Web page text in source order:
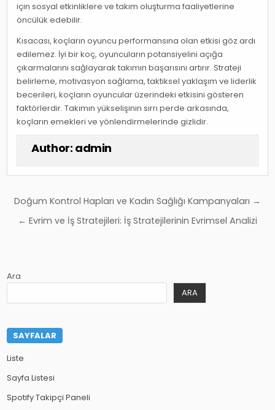
için sosyal etkinliklere ve takım oluşturma faaliyetlerine
öncülük edebilir.
Kısacası, koçların oyuncu performansına olan etkisi göz ardı
edilemez. İyi bir koç, oyuncuların potansiyelini açığa
çıkarmalarını sağlayarak takımın başarısını artırır. Strateji
belirleme, motivasyon sağlama, taktiksel yaklaşım ve liderlik
becerileri, koçların oyuncular üzerindeki etkisini gösteren
faktörlerdir. Takımın yükselişinin sırrı perde arkasında,
koçların emekleri ve yönlendirmelerinde gizlidir.
Author: admin
Yazı
gezinmesi
Doğum Kontrol Hapları ve Kadın Sağlığı Kampanyaları →
← Evrim ve İş Stratejileri: İş Stratejilerinin Evrimsel Analizi
Ara
ARA
SAYFALAR
Liste
Sayfa Listesi
Spotify Takipçi Paneli